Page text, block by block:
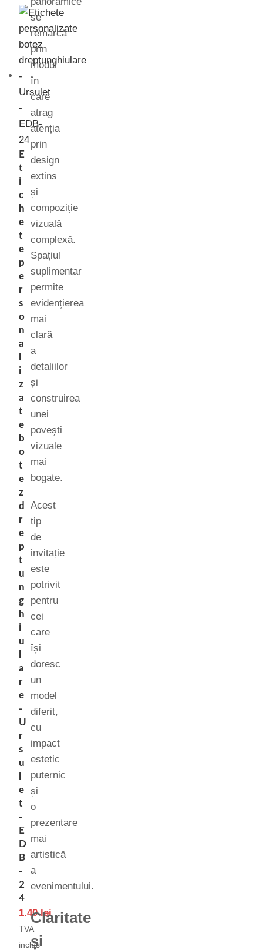
E
t
i
c
h
e
t
e
p
e
r
s
o
n
a
i
z
a
t
e
b
o
t
e
z
d
r
e
p
t
u
n
g
h
i
u
a
r
e
-
U
r
s
u
e
t
-
E
D
B
-
2
4
1.40lei
TVA
inclus
se
remarcă
prin
modul
în
care
atrag
atenția
prin
design
extins
și
compoziție
vizuală
complexă.
Spațiul
suplimentar
permite
evidențierea
mai
clară
a
detaliilor
și
construirea
unei
povești
vizuale
mai
bogate.
Acest
tip
de
invitație
este
potrivit
pentru
cei
care
își
doresc
un
model
diferit,
cu
impact
estetic
puternic
și
o
prezentare
mai
artistică
a
evenimentului.
Claritate
și